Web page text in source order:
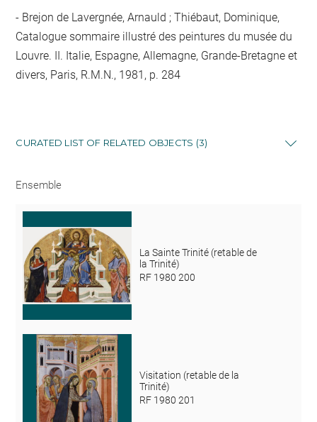
Brejon de Lavergnée, Arnauld ; Thiébaut, Dominique,
Catalogue sommaire illustré des peintures du musée du
Louvre. II. Italie, Espagne, Allemagne, Grande-Bretagne et
divers, Paris, R.M.N., 1981, p. 284
CURATED LIST OF RELATED OBJECTS (3)
Ensemble
La Sainte Trinité (retable de
la Trinité)
RF 1980 200
Visitation (retable de la
Trinité)
RF 1980 201